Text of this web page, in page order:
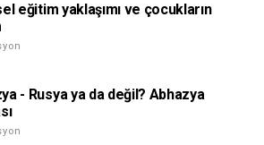
eğitim yaklaşımı ve çocukların
- Rusya ya da değil? Abhazya